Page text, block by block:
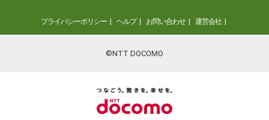
プライバシーポリシー ヘルプ お問い合わせ 運営会社
©NTT DOCOMO